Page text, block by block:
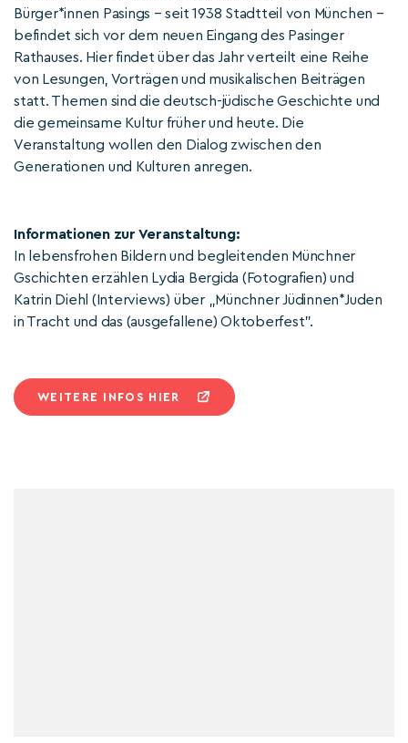
Bürger*innen Pasings – seit 1938 Stadtteil von München –
befindet sich vor dem neuen Eingang des Pasinger
Rathauses. Hier findet über das Jahr verteilt eine Reihe
von Lesungen, Vorträgen und musikalischen Beiträgen
statt. Themen sind die deutsch-jüdische Geschichte und
die gemeinsame Kultur früher und heute. Die
Veranstaltung wollen den Dialog zwischen den
Generationen und Kulturen anregen.
Informationen zur Veranstaltung:
In lebensfrohen Bildern und begleitenden Münchner
Gschichten erzählen Lydia Bergida (Fotografien) und
Katrin Diehl (Interviews) über „Münchner Jüdinnen*Juden
in Tracht und das (ausgefallene) Oktoberfest".
WEITERE INFOS HIER